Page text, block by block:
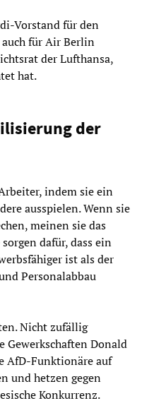
Vorstand für den
für Air Berlin
der Lufthansa,
hat.
der
indem sie ein
ausspielen. Wenn sie
meinen sie das
dafür, dass ein
ist als der
Personalabbau
Nicht zufällig
Gewerkschaften Donald
AfD-Funktionäre auf
und hetzen gegen
Konkurrenz.